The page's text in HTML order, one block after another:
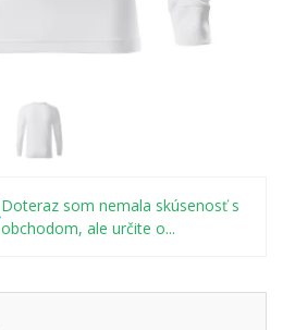
Doteraz som nemala skúsenosť s
obchodom, ale určite o...